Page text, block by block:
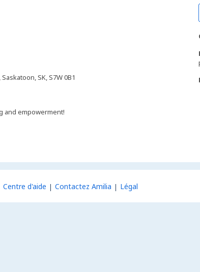
SK, S7W 0B1
and empowerment!
Centre d'aide Contactez Amilia Légal